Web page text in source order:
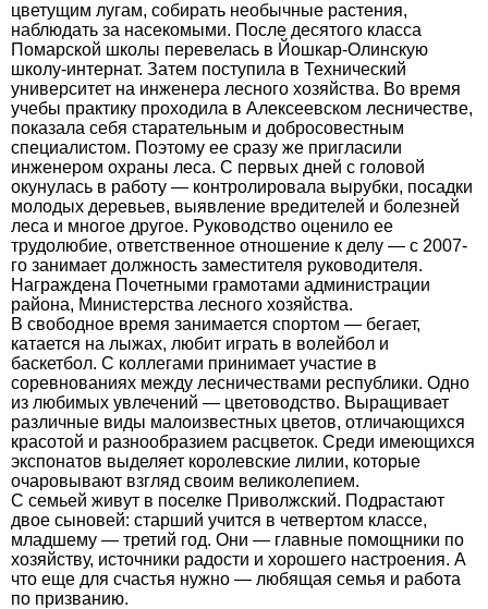
цветущим лугам, собирать необычные растения,
наблюдать за насекомыми. После десятого класса
Помарской школы перевелась в Йошкар-Олинскую
школу-интернат. Затем поступила в Технический
университет на инженера лесного хозяйства. Во время
учебы практику проходила в Алексеевском лесничестве,
показала себя старательным и добросовестным
специалистом. Поэтому ее сразу же пригласили
инженером охраны леса. С первых дней с головой
окунулась в работу — контролировала вырубки, посадки
молодых деревьев, выявление вредителей и болезней
леса и многое другое. Руководство оценило ее
трудолюбие, ответственное отношение к делу — с 2007-
го занимает должность заместителя руководителя.
Награждена Почетными грамотами администрации
района, Министерства лесного хозяйства.
В свободное время занимается спортом — бегает,
катается на лыжах, любит играть в волейбол и
баскетбол. С коллегами принимает участие в
соревнованиях между лесничествами республики. Одно
из любимых увлечений — цветоводство. Выращивает
различные виды малоизвестных цветов, отличающихся
красотой и разнообразием расцветок. Среди имеющихся
экспонатов выделяет королевские лилии, которые
очаровывают взгляд своим великолепием.
С семьей живут в поселке Приволжский. Подрастают
двое сыновей: старший учится в четвертом классе,
младшему — третий год. Они — главные помощники по
хозяйству, источники радости и хорошего настроения. А
что еще для счастья нужно — любящая семья и работа
по призванию.